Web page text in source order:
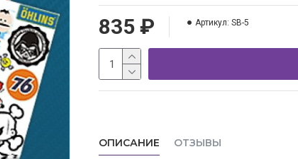
835 ₽ Артикул: SB-5
ОПИСАНИЕ ОТЗЫВЫ